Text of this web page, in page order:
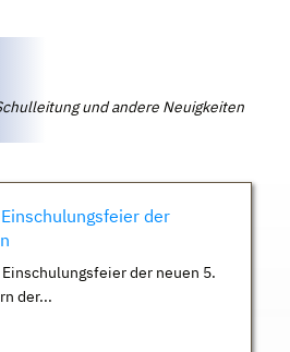
und andere Neuigkeiten
der
der neuen 5.
der...